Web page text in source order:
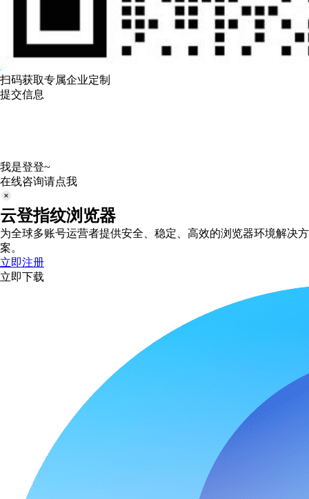
扫码获取专属企业定制
提交信息
我是登登~
在线咨询请点我
云登指纹浏览器
为全球多账号运营者提供安全、稳定、高效的浏览器环境解决方
案。
立即注册
立即下载